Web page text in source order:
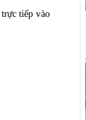
tiếp vào